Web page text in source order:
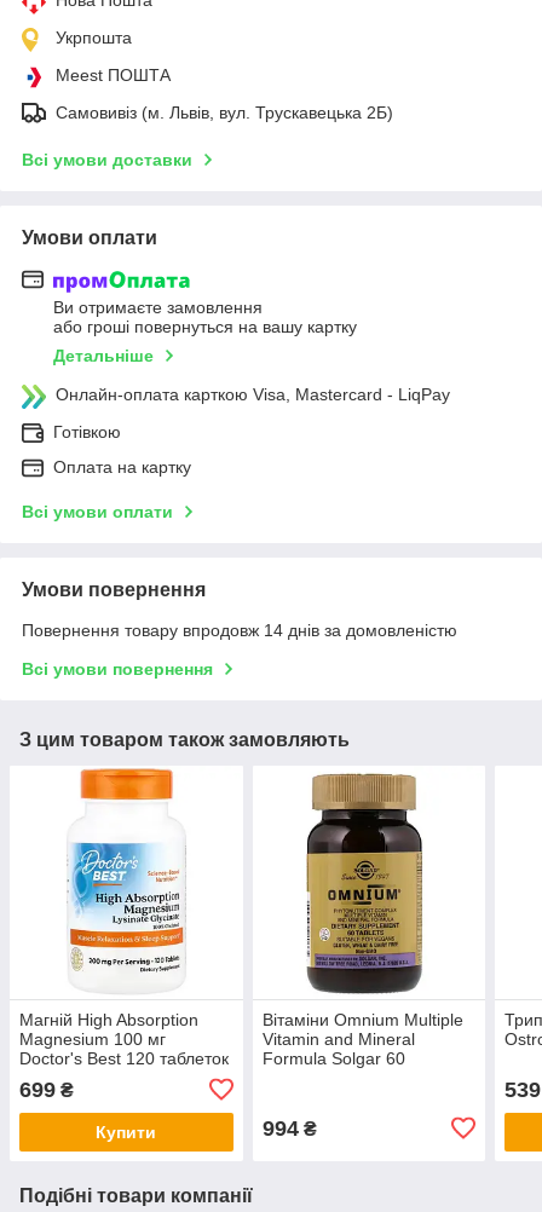
Укрпошта
Meest ПОШТА
Самовивіз (м. Львів, вул. Трускавецька 2Б)
Всі умови доставки
Умови оплати
Ви отримаєте замовлення
або гроші повернуться на вашу картку
Детальніше
Онлайн-оплата карткою Visa, Mastercard - LiqPay
Готівкою
Оплата на картку
Всі умови оплати
Умови повернення
Повернення товару впродовж 14 днів за домовленістю
Всі умови повернення
З цим товаром також замовляють
Магній High Absorption
Magnesium 100 мг
Doctor's Best 120 таблеток
699 ₴
Купити
Вітаміни Omnium Multiple
Vitamin and Mineral
Formula Solgar 60
994₴
539
Подібні товари компанії